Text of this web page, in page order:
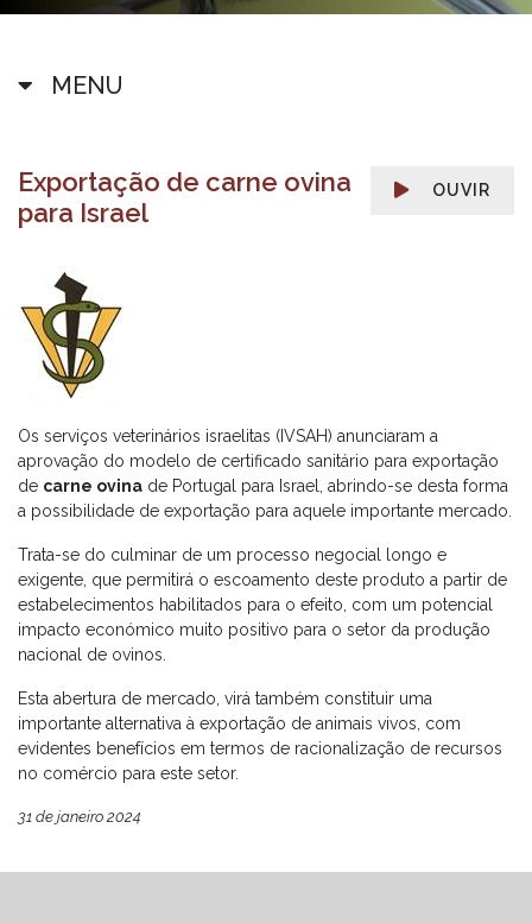
MENU
OUVIR
Exportação de carne ovina
para Israel
Os serviços veterinários israelitas (IVSAH) anunciaram a
aprovação do modelo de certificado sanitário para exportação
de carne ovina de Portugal para Israel, abrindo-se desta forma
a possibilidade de exportação para aquele importante mercado.
Trata-se do culminar de um processo negocial longo e
exigente, que permitirá o escoamento deste produto a partir de
estabelecimentos habilitados para o efeito, com um potencial
impacto económico muito positivo para o setor da produção
nacional de ovinos.
Esta abertura de mercado, virá também constituir uma
importante alternativa à exportação de animais vivos, com
evidentes benefícios em termos de racionalização de recursos
no comércio para este setor.
31 de janeiro 2024